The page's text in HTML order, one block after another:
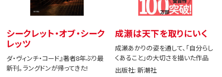
シークレット・オブ・シーク
レッツ
ダ・ヴィンチ・コード』著者8年ぶり最
新刊。ラングドンが帰ってきた!
成瀬は天下を取りにいく
成瀬あかりの姿を通して、「自分らし
くあること」の大切さを描いた作品
出版社: 新潮社